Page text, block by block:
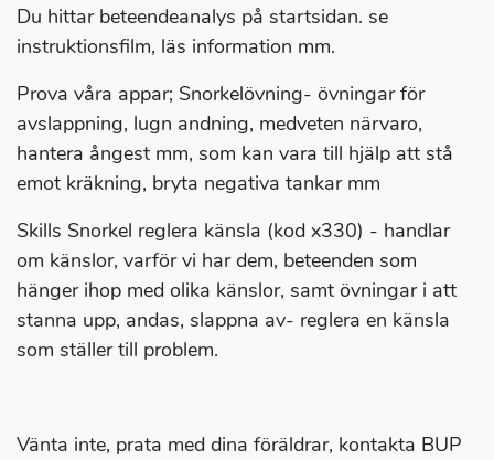
Du hittar beteendeanalys på startsidan. se
instruktionsfilm, läs information mm.
Prova våra appar; Snorkelövning- övningar för
avslappning, lugn andning, medveten närvaro,
hantera ångest mm, som kan vara till hjälp att stå
emot kräkning, bryta negativa tankar mm
Skills Snorkel reglera känsla (kod x330) - handlar
om känslor, varför vi har dem, beteenden som
hänger ihop med olika känslor, samt övningar i att
stanna upp, andas, slappna av- reglera en känsla
som ställer till problem.
Vänta inte, prata med dina föräldrar, kontakta BUP